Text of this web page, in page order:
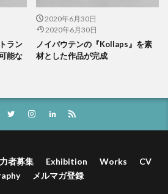
ラン
能な
2020年6月30日
2020年6月30日
ノイバウテンの『Kollaps』を素
材とした作品が完成
者募集 Exhibition Works
CV
メルマガ登録